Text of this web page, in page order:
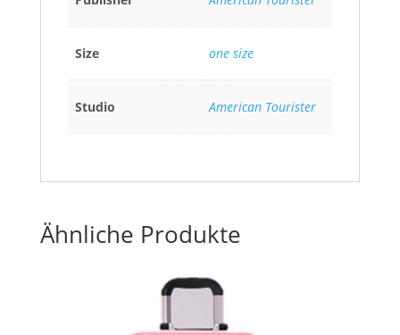
Size one size
Studio American Tourister
Ähnliche Produkte